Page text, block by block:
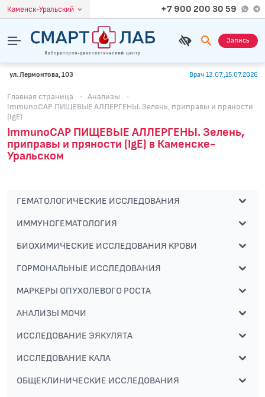
Каменск-Уральский +7 900 200 30 59
Запись
ул. Лермонтова, 103 Врач 13.07.,15.07.2026
Главная страница · Анализы
·
ImmunoCAP ПИЩЕВЫЕ АЛЛЕРГЕНЫ. Зелень, приправы и пряности
(IgE)
ImmunoCAP ПИЩЕВЫЕ АЛЛЕРГЕНЫ. Зелень,
приправы и пряности (IgE) в Каменске-
Уральском
ГЕМАТОЛОГИЧЕСКИЕ ИССЛЕДОВАНИЯ
ИММУНОГЕМАТОЛОГИЯ
БИОХИМИЧЕСКИЕ ИССЛЕДОВАНИЯ КРОВИ
ГОРМОНАЛЬНЫЕ ИССЛЕДОВАНИЯ
МАРКЕРЫ ОПУХОЛЕВОГО РОСТА
АНАЛИЗЫ МОЧИ
ИССЛЕДОВАНИЕ ЭЯКУЛЯТА
ИССЛЕДОВАНИЕ КАЛА
ОБЩЕКЛИНИЧЕСКИЕ ИССЛЕДОВАНИЯ